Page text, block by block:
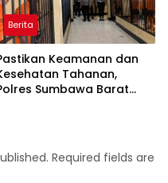
Berita
Keamanan dan
Tahanan,
Sumbawa Barat
Required fields are